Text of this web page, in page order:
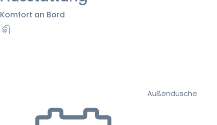
Komfort an Bord
Außendusche